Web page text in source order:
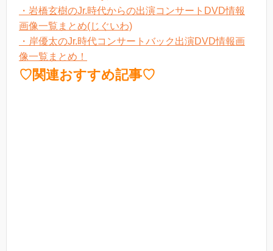
・岩橋玄樹のJr.時代からの出演コンサートDVD情報
画像一覧まとめ(じぐいわ)
・岸優太のJr.時代コンサートバック出演DVD情報画
像一覧まとめ！
♡関連おすすめ記事♡